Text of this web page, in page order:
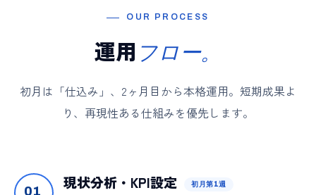
OUR PROCESS
運用 フロー。
初月は「仕込み」、2ヶ月目から本格運用。短期成果よ
り、再現性ある仕組みを優先します。
01 現状分析・KPI設定 初月第1週